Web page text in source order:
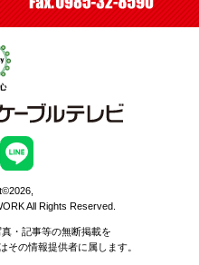
All Rights Reserved.
・記事等の無断掲載を
その情報提供者に属します。